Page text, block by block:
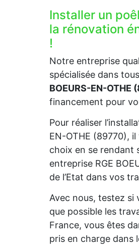
Installer un
la rénovation
!
Notre entreprise
spécialisée dans
BOEURS-EN-OTHE
financement pour
Pour réaliser
EN-OTHE (89770),
choix en se rendant
entreprise RGE
de l’Etat dans vos
Avec nous, testez si
que possible les
France, vous êtes
pris en charge dans